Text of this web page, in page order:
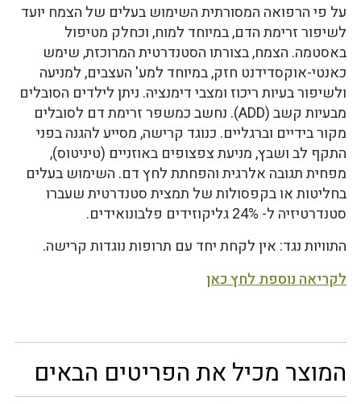
על פי הרפואה המסורתית השימוש בעלים של הצמח יועד
לשיפור זרימת הדם, במיוחד למוח, וכחלק מטיפול
באסטמה. הצמח, בצורתו הסטנדרטית המרוכזת, שימש
כאנטי-אוקסדידנט חזק, במיוחד למע' העצבים, למניעה
ולשיפור בעיות ריכוז ומצבי דימנציה. ניתן לילדים הסובלים
מבעיות קשב (ADD). נחשב כמשפר זרימת דם לסובלים
מקור בידיים וברגליים. כנוגד קרישה, מסייע להגנה בפני
התקף לב ושבץ, מניעת צפצופים באוזניים (טיניטוס),
מפחית תגובה אלרגית והפחתת לחץ דם. השימוש בעלים
בחליטות או בקפסולות של תמצית סטנדרטית שעברו
סטנדרטיזיה ל- 24% גליקוזידים פלבונואידים.
התוויות נגד: אין לקחת יחד עם תרופות נוגדות קרישה.
לקריאה נוספת לחץ כאן
המוצר מכיל את הפריטים הבאים